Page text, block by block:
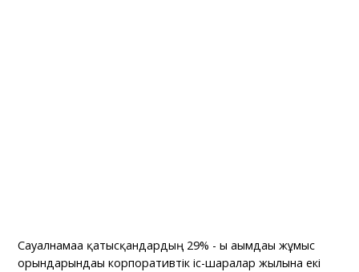
Сауалнамаға қатысқандардың 29% - ы ағымдағы жұмыс
орындарындағы корпоративтік іс-шаралар жылына екі